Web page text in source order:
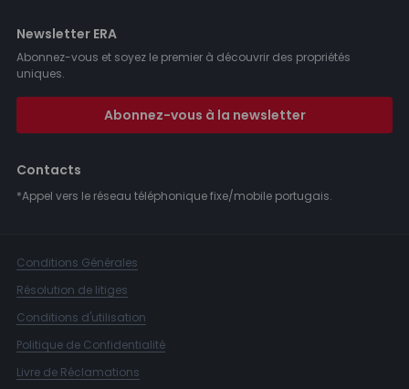
Newsletter ERA
Abonnez-vous et soyez le premier à découvrir des propriétés
uniques.
Abonnez-vous à la newsletter
Contacts
*Appel vers le réseau téléphonique fixe/mobile portugais.
Conditions Générales
Résolution de litiges
Conditions d'utilisation
Politique de Confidentialité
Livre de Réclamations